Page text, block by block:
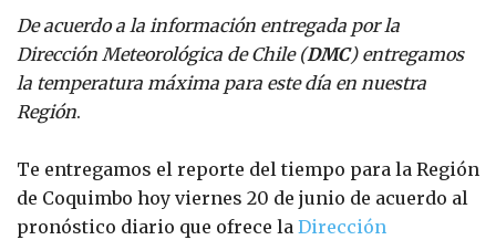
De acuerdo a la información entregada por la
Dirección Meteorológica de Chile (DMC) entregamos
la temperatura máxima para este día en nuestra
Región.
Te entregamos el reporte del tiempo para la Región
de Coquimbo hoy viernes 20 de junio de acuerdo al
pronóstico diario que ofrece la Dirección